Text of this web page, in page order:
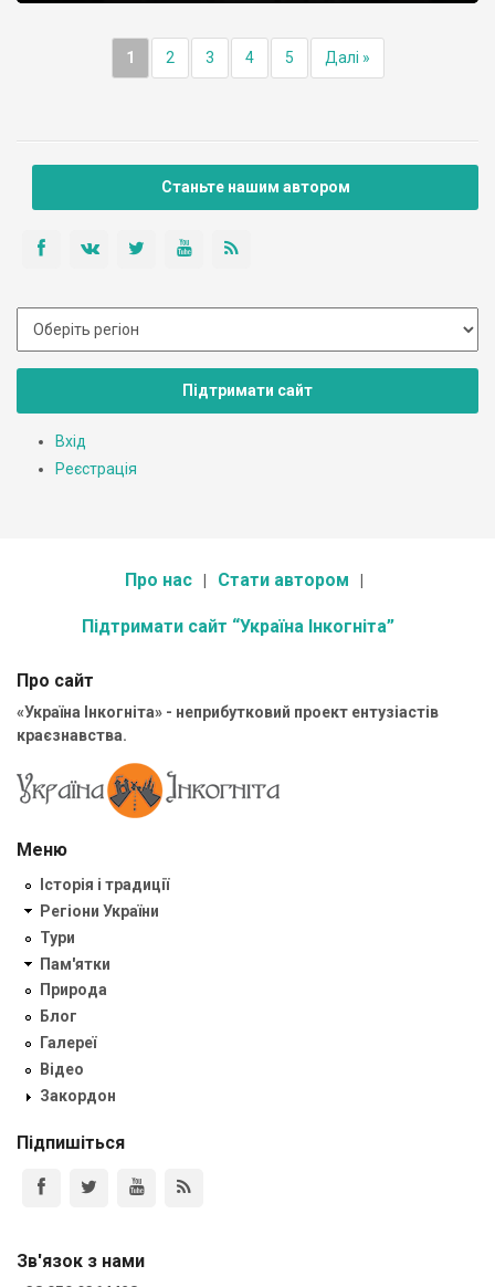
1 2 3 4 5 Далі »
Станьте нашим автором
Підтримати сайт
Вхід
Реєстрація
Про нас Стати автором
Підтримати сайт “Україна Інкогніта”
Про сайт
«Україна Інкогніта» - неприбутковий проект ентузіастів
краєзнавства.
Меню
Історія і традиції
Регіони України
Тури
Пам'ятки
Природа
Блог
Галереї
Відео
Закордон
Підпишіться
Зв'язок з нами